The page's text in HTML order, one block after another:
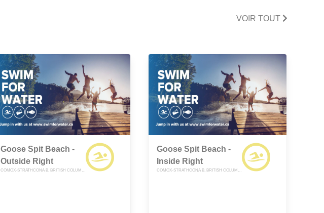
VOIR TOUT
Goose Spit Beach -
Outside Right
COMOX-STRATHCONA B, BRITISH COLUMBIA
Goose Spit Beach -
Inside Right
COMOX-STRATHCONA B, BRITISH COLUMBIA